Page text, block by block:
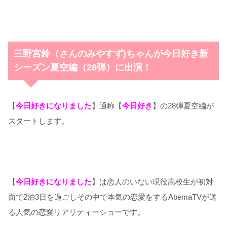
三野宮鈴（さんのみやすず)ちゃんが今日好き新
シーズン夏空編（28弾）に出演！
【今日好きになりました】通称【今日好き 】の28弾夏空編が
スタートします。
【今日好きになりました】は恋人のいない現役高校生が初対
面で2泊3日を過ごしその中で本気の恋愛をするAbemaTVが送
る人気の恋愛リアリティーショーです。